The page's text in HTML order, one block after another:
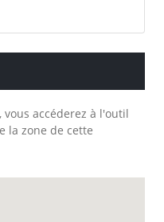
accéderez à l'outil
la zone de cette